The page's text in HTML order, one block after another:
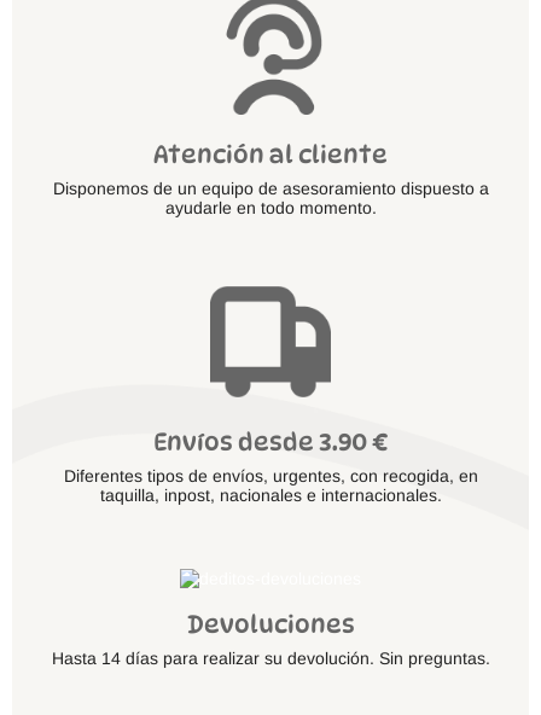
Atención al cliente
Disponemos de un equipo de asesoramiento dispuesto a
ayudarle en todo momento.
Envíos desde 3.90 €
Diferentes tipos de envíos, urgentes, con recogida, en
taquilla, inpost, nacionales e internacionales.
Devoluciones
Hasta 14 días para realizar su devolución. Sin preguntas.